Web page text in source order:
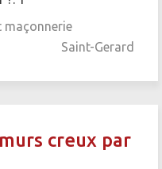
maçonnerie
Saint-Gerard
creux par